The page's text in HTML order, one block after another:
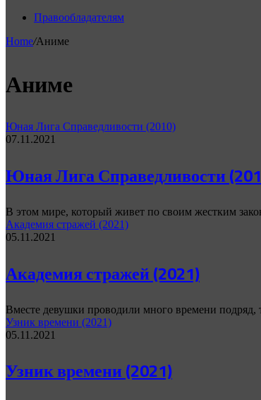
Правообладателям
Home/Аниме
Аниме
Юная Лига Справедливости (2010)
07.11.2021
Юная Лига Справедливости
В этом мире, который живет по своим жестким
Академия стражей (2021)
05.11.2021
Академия стражей (2021)
Вместе девушки проводили много времени
Узник времени (2021)
05.11.2021
Узник времени (2021)